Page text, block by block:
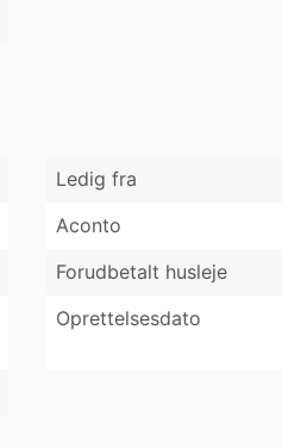
Ledig fra
Aconto
Forudbetalt husleje
Oprettelsesdato